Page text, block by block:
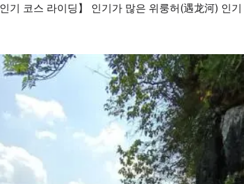
기 코스 라이딩】 인기가 많은 위룽허(遇龙河) 인